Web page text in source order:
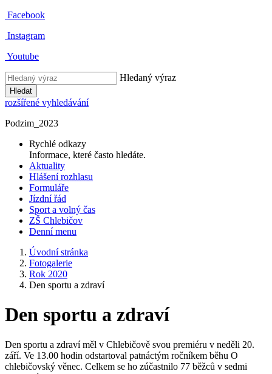
Facebook
Instagram
Youtube
Hledaný výraz
Hledat
rozšířené vyhledávání
Podzim_2023
Rychlé odkazy
Informace, které často hledáte.
Aktuality
Hlášení rozhlasu
Formuláře
Jízdní řád
Sport a volný čas
ZŠ Chlebičov
Denní menu
Úvodní stránka
Fotogalerie
Rok 2020
Den sportu a zdraví
Den sportu a zdraví
Den sportu a zdraví měl v Chlebičově svou premiéru v neděli 20.
září. Ve 13.00 hodin odstartoval patnáctým ročníkem běhu O
chlebičovský věnec. Celkem se ho zúčastnilo 77 běžců v sedmi